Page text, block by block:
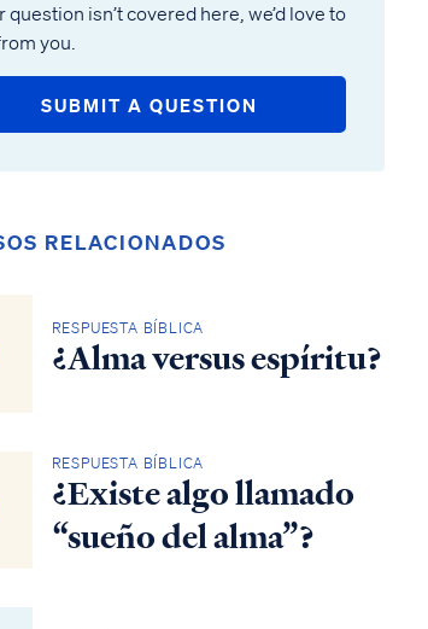
question isn’t covered here, we’d love to
you.
SUBMIT A QUESTION
RELACIONADOS
RESPUESTA BÍBLICA
¿Alma versus espíritu?
RESPUESTA BÍBLICA
¿Existe algo llamado
“sueño del alma”?